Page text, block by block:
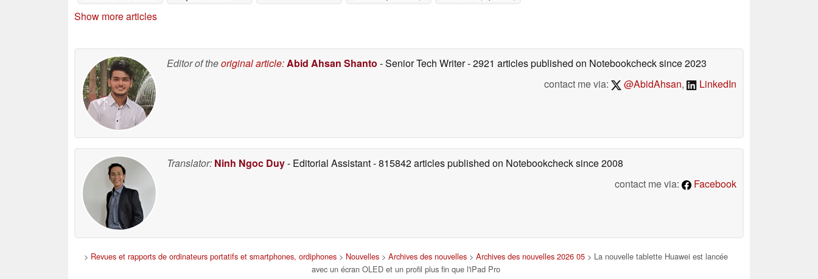
Lake05/07/2026
Show more articles
Editor of theoriginal article:Abid Ahsan Shanto - Senior Tech Writer- 2921 articles published on Notebookchecksince 2023
contact me via:
@AbidAhsan, LinkedIn
Translator: Ninh Ngoc Duy- Editorial Assistant- 815842 articles published on Notebookchecksince 2008
contact me via:
Facebook
> Revues et rapports de ordinateurs portatifs et smartphones, ordiphones > Nouvelles > Archives des nouvelles > Archives des nouvelles 2026 05 > La nouvelle tablette Huawei est lancée
avec un écran OLED et un profil plus fin que l'iPad Pro